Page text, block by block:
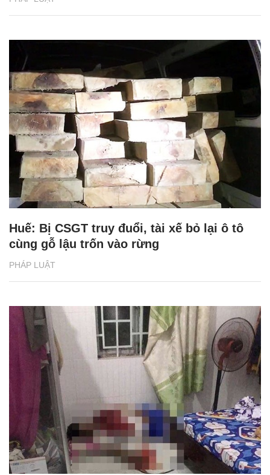
PHÁP LUẬT
Huế: Bị CSGT truy đuổi, tài xế bỏ lại ô tô
cùng gỗ lậu trốn vào rừng